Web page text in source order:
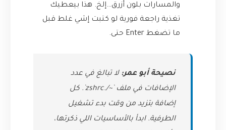
والمسارات بلون أزرق…إلخ. هذا بيعطيك
تغذية راجعة فورية لو كتبت إشي غلط قبل
ما تضغط Enter حتى.
نصيحة أبو عمر: لا تبالغ في عدد
الإضافات في ملف `~/.zshrc`. كل
إضافة بتزيد من وقت بدء تشغيل
الطرفية. ابدأ بالأساسيات اللي ذكرتها،